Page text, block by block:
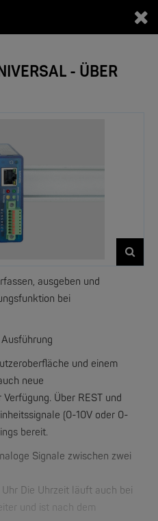
- ÜBER
ausgeben und
bei
und einem
neue
Über REST und
(0-10V oder 0-
bereit.
Signale zwischen zwei
Die Uhrzeit läuft auch bei
und ist nach dem
NEW
Out
NEW